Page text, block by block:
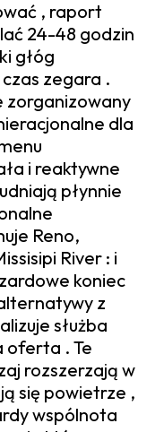
, raport
24-48 godzin
głóg
zegara .
zorganizowany
dla
i reaktywne
płynnie
Reno,
River : i
koniec
z
służba
oferta . Te
rozszerzają w
się powietrze ,
wspólnota